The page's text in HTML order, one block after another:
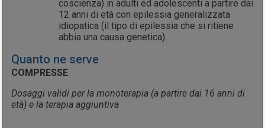
coscienza) in adulti ed adolescenti a partire dai
12 anni di età con epilessia generalizzata
idiopatica (il tipo di epilessia che si ritiene
abbia una causa genetica).
Quanto ne serve
COMPRESSE
Dosaggi validi per la monoterapia (a partire dai 16 anni di
età) e la terapia aggiuntiva